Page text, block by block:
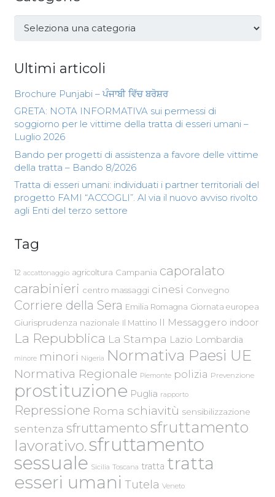
Categorie
Ultimi articoli
Brochure Punjabi – ਪੰਜਾਬੀ ਵਿੱਚ ਬਰੋਸ਼ਰ
GRETA: NOTA INFORMATIVA sui permessi di
soggiorno per le vittime della tratta di esseri umani –
Luglio 2026
Bando per progetti di assistenza a favore delle vittime
della tratta – Bando 8/2026
Tratta di esseri umani: individuati i partner territoriali del
progetto FAMI “ACCOGLI”. Al via il nuovo avviso rivolto
agli Enti del terzo settore
Tag
12 accattonaggio agricoltura Campania caporalato
carabinieri centro massaggi cinesi Convegno
Corriere della Sera Emilia Romagna Giornata europea
Giurisprudenza nazionale Il Mattino Il Messaggero indoor
La Repubblica La Stampa Lazio Lombardia
minore minori Nigeria Normativa Paesi UE
Normativa Regionale Piemonte polizia Prevenzione
prostituzione Puglia rapporto
Repressione Roma schiavitù sensibilizzazione
sentenza sfruttamento sfruttamento
lavorativo.sfruttamento
sessuale Sicilia Toscana tratta tratta
esseri umani Tutela Veneto